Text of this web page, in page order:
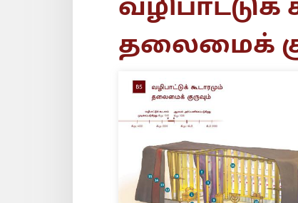
வழிபாட்டுக்
தலைமைக்